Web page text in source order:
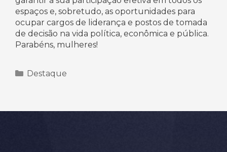
espaços e, sobretudo, as oportunidades para
ocupar cargos de liderança e postos de tomada
de decisão na vida política, econômica e pública.
Parabéns, mulheres!
Categorias
Destaque